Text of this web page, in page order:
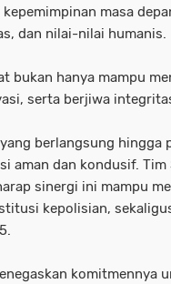
masa
dan nilai-nilai humanis.
bukan hanya mampu
serta berjiwa
berlangsung hingga
aman dan kondusif.
sinergi ini mampu
kepolisian,
komitmennya